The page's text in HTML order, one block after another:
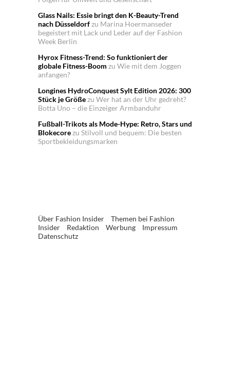
Glass Nails: Essie bringt den K-Beauty-Trend
nach Düsseldorfzu Marina Hoermanseder
begeistert mit Lack und Leder auf der Fashion
Week Berlin
Hyrox Fitness-Trend: So funktioniert der
globale Fitness-Boom zu Wie mit dem Joggen
anfangen?
Longines HydroConquest Sylt Edition 2026: 300
Stück je Größezu Wer hat an der Uhr gedreht?
Botta Uno – die Einzeiger Armbanduhr
Fußball-Trikots als Mode-Hype: Retro, Stars und
Blokecorezu Stilvoll und bequem: Die besten
Sportbekleidungsmarken
Über Fashion Insider
Themen bei Fashion
Insider
Redaktion Werbung
Impressum
Datenschutz